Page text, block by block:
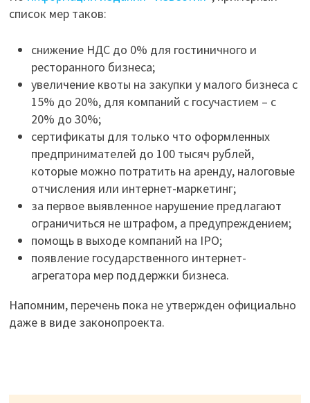
список мер таков:
снижение НДС до 0% для гостиничного и
ресторанного бизнеса;
увеличение квоты на закупки у малого бизнеса с
15% до 20%, для компаний с госучастием – с
20% до 30%;
сертификаты для только что оформленных
предпринимателей до 100 тысяч рублей,
которые можно потратить на аренду, налоговые
отчисления или интернет-маркетинг;
за первое выявленное нарушение предлагают
ограничиться не штрафом, а предупреждением;
помощь в выходе компаний на IPO;
появление государственного интернет-
агрегатора мер поддержки бизнеса.
Напомним, перечень пока не утвержден официально
даже в виде законопроекта.